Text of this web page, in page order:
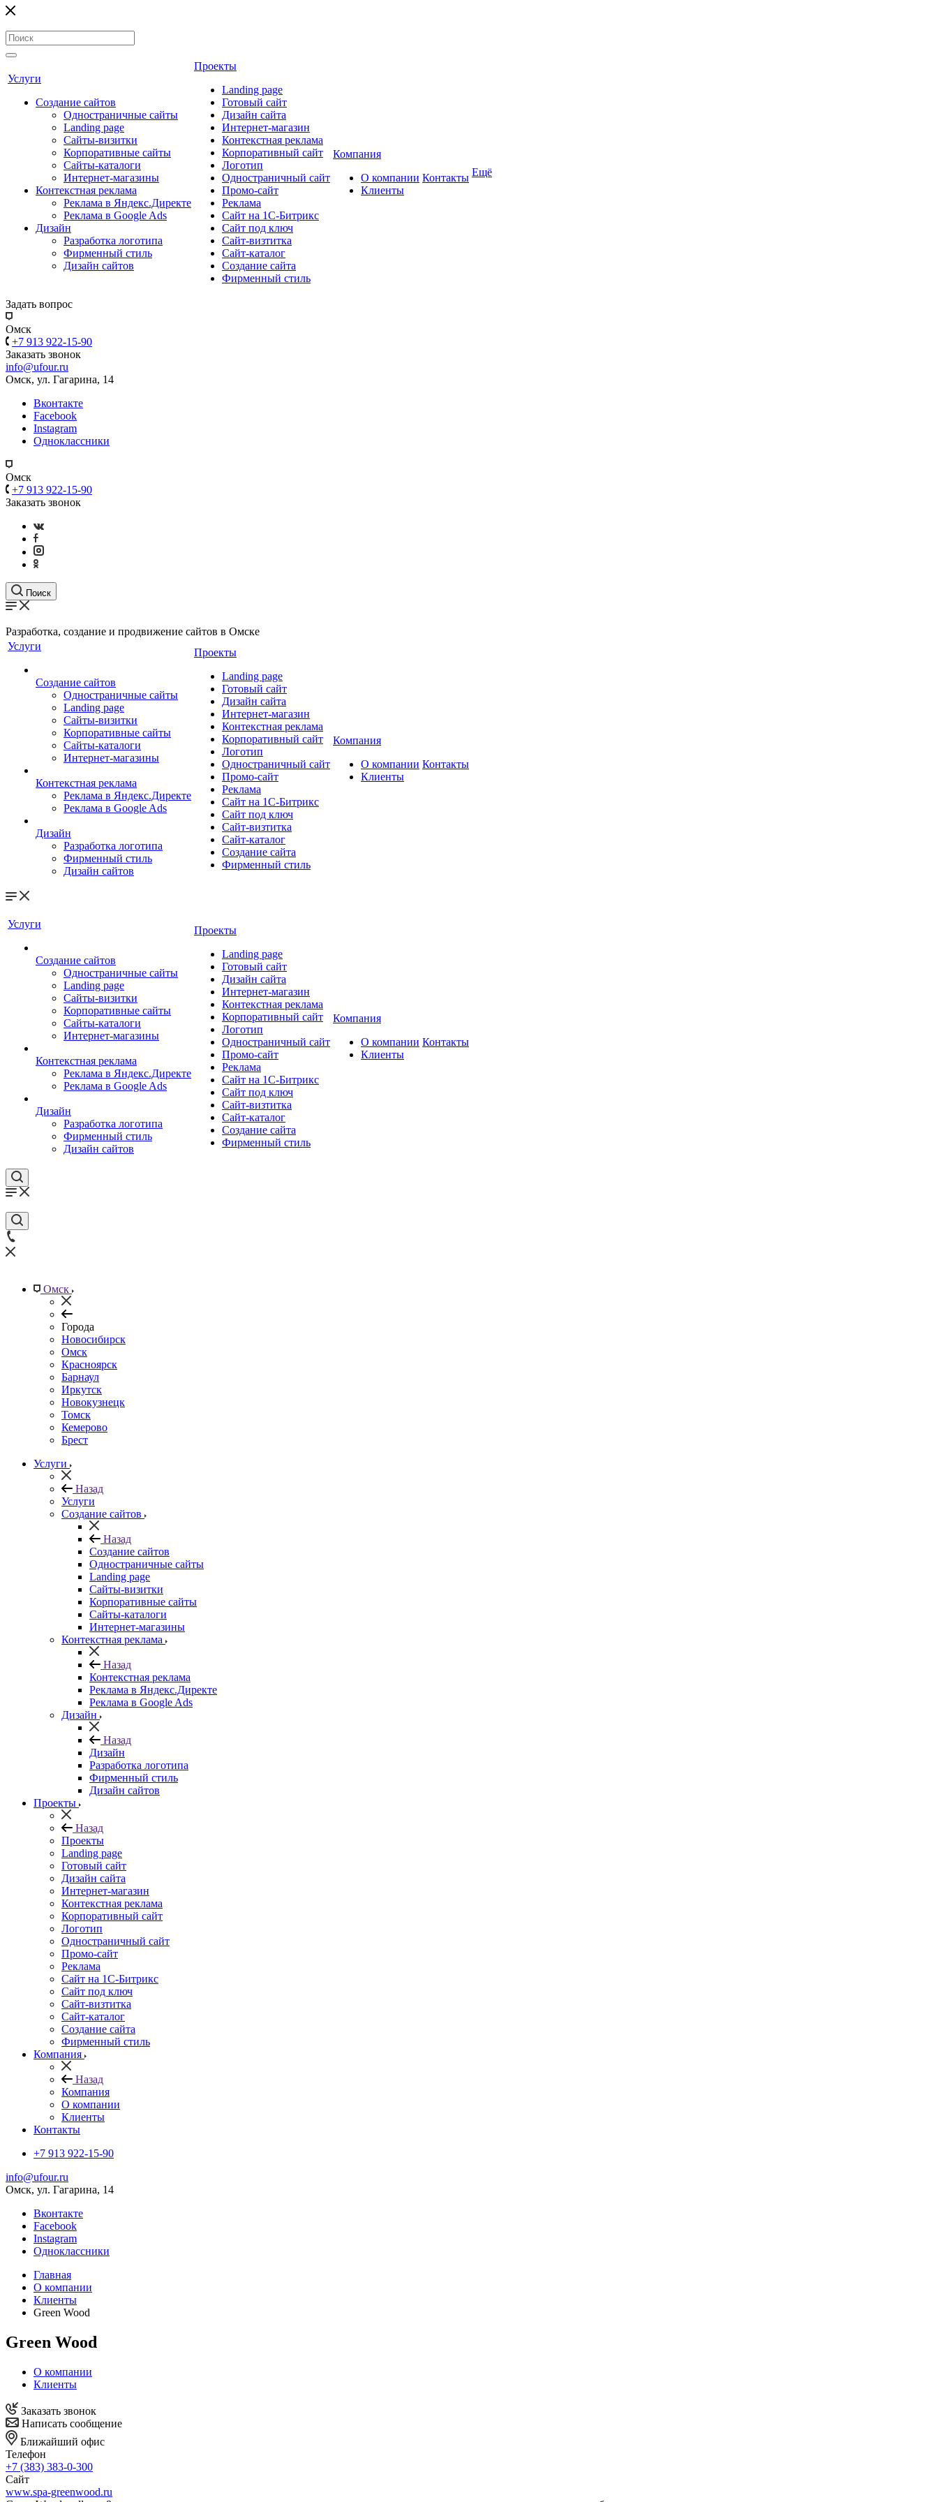
Услуги
Создание сайтов
Одностраничные сайты
Landing page
Сайты-визитки
Корпоративные сайты
Сайты-каталоги
Интернет-магазины
Контекстная реклама
Реклама в Яндекс.Директе
Реклама в Google Ads
Дизайн
Разработка логотипа
Фирменный стиль
Дизайн сайтов
Проекты
Landing page
Готовый сайт
Дизайн сайта
Интернет-магазин
Контекстная реклама
Корпоративный сайт
Логотип
Одностраничный сайт
Промо-сайт
Реклама
Сайт на 1С-Битрикс
Сайт под ключ
Сайт-визтитка
Сайт-каталог
Создание сайта
Фирменный стиль
Компания
О компании
Клиенты
Контакты Ещё
Задать вопрос
Омск
+7 913 922-15-90
Заказать звонок
info@ufour.ru
Омск, ул. Гагарина, 14
Вконтакте
Facebook
Instagram
Одноклассники
Омск
+7 913 922-15-90
Заказать звонок
Поиск
Разработка, создание и продвижение сайтов в Омске
Услуги
Создание сайтов
Одностраничные сайты
Landing page
Сайты-визитки
Корпоративные сайты
Сайты-каталоги
Интернет-магазины
Контекстная реклама
Реклама в Яндекс.Директе
Реклама в Google Ads
Дизайн
Разработка логотипа
Фирменный стиль
Дизайн сайтов
Проекты
Landing page
Готовый сайт
Дизайн сайта
Интернет-магазин
Контекстная реклама
Корпоративный сайт
Логотип
Одностраничный сайт
Промо-сайт
Реклама
Сайт на 1С-Битрикс
Сайт под ключ
Сайт-визтитка
Сайт-каталог
Создание сайта
Фирменный стиль
Компания
О компании
Клиенты
Контакты
Услуги
Создание сайтов
Одностраничные сайты
Landing page
Сайты-визитки
Корпоративные сайты
Сайты-каталоги
Интернет-магазины
Контекстная реклама
Реклама в Яндекс.Директе
Реклама в Google Ads
Дизайн
Разработка логотипа
Фирменный стиль
Дизайн сайтов
Проекты
Landing page
Готовый сайт
Дизайн сайта
Интернет-магазин
Контекстная реклама
Корпоративный сайт
Логотип
Одностраничный сайт
Промо-сайт
Реклама
Сайт на 1С-Битрикс
Сайт под ключ
Сайт-визтитка
Сайт-каталог
Создание сайта
Фирменный стиль
Компания
О компании
Клиенты
Контакты
Омск
Города
Новосибирск
Омск
Красноярск
Барнаул
Иркутск
Новокузнецк
Томск
Кемерово
Брест
Услуги
Назад
Услуги
Создание сайтов
Назад
Создание сайтов
Одностраничные сайты
Landing page
Сайты-визитки
Корпоративные сайты
Сайты-каталоги
Интернет-магазины
Контекстная реклама
Назад
Контекстная реклама
Реклама в Яндекс.Директе
Реклама в Google Ads
Дизайн
Назад
Дизайн
Разработка логотипа
Фирменный стиль
Дизайн сайтов
Проекты
Назад
Проекты
Landing page
Готовый сайт
Дизайн сайта
Интернет-магазин
Контекстная реклама
Корпоративный сайт
Логотип
Одностраничный сайт
Промо-сайт
Реклама
Сайт на 1С-Битрикс
Сайт под ключ
Сайт-визтитка
Сайт-каталог
Создание сайта
Фирменный стиль
Компания
Назад
Компания
О компании
Клиенты
Контакты
+7 913 922-15-90
info@ufour.ru
Омск, ул. Гагарина, 14
Вконтакте
Facebook
Instagram
Одноклассники
Главная
О компании
Клиенты
Green Wood
Green Wood
О компании
Клиенты
Заказать звонок
Написать сообщение
Ближайший офис
Телефон
+7 (383) 383-0-300
Сайт
www.spa-greenwood.ru